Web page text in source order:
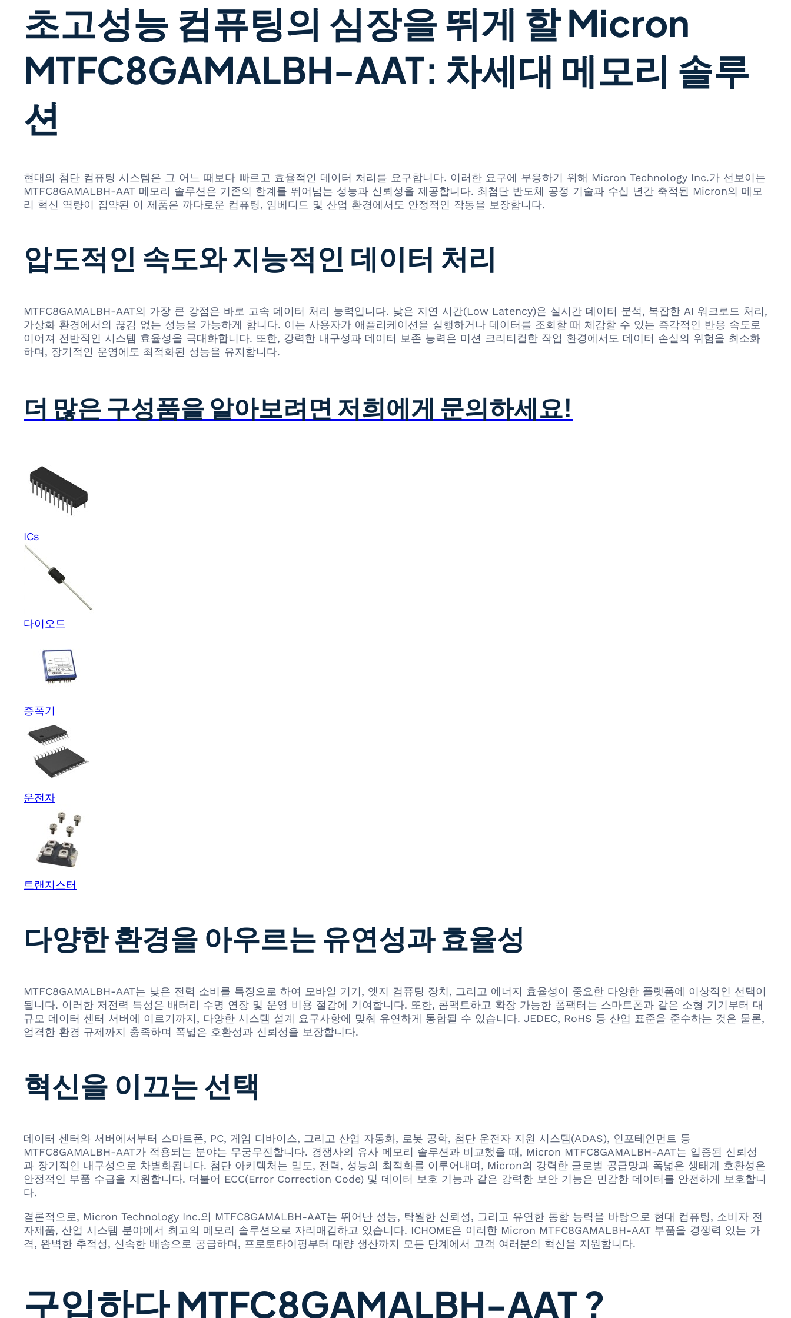
초고성능 컴퓨팅의 심장을 뛰게 할 Micron
MTFC8GAMALBH-AAT: 차세대 메모리 솔루
션
현대의 첨단 컴퓨팅 시스템은 그 어느 때보다 빠르고 효율적인 데이터 처리를 요구합니다. 이러한 요구에 부응하기 위해 Micron Technology Inc.가 선보이는
MTFC8GAMALBH-AAT 메모리 솔루션은 기존의 한계를 뛰어넘는 성능과 신뢰성을 제공합니다. 최첨단 반도체 공정 기술과 수십 년간 축적된 Micron의 메모
리 혁신 역량이 집약된 이 제품은 까다로운 컴퓨팅, 임베디드 및 산업 환경에서도 안정적인 작동을 보장합니다.
압도적인 속도와 지능적인 데이터 처리
MTFC8GAMALBH-AAT의 가장 큰 강점은 바로 고속 데이터 처리 능력입니다. 낮은 지연 시간(Low Latency)은 실시간 데이터 분석, 복잡한 AI 워크로드 처리,
가상화 환경에서의 끊김 없는 성능을 가능하게 합니다. 이는 사용자가 애플리케이션을 실행하거나 데이터를 조회할 때 체감할 수 있는 즉각적인 반응 속도로
이어져 전반적인 시스템 효율성을 극대화합니다. 또한, 강력한 내구성과 데이터 보존 능력은 미션 크리티컬한 작업 환경에서도 데이터 손실의 위험을 최소화
하며, 장기적인 운영에도 최적화된 성능을 유지합니다.
더 많은 구성품을 알아보려면 저희에게 문의하세요!
ICs
다이오드
증폭기
운전자
트랜지스터
다양한 환경을 아우르는 유연성과 효율성
MTFC8GAMALBH-AAT는 낮은 전력 소비를 특징으로 하여 모바일 기기, 엣지 컴퓨팅 장치, 그리고 에너지 효율성이 중요한 다양한 플랫폼에 이상적인 선택이
됩니다. 이러한 저전력 특성은 배터리 수명 연장 및 운영 비용 절감에 기여합니다. 또한, 콤팩트하고 확장 가능한 폼팩터는 스마트폰과 같은 소형 기기부터 대
규모 데이터 센터 서버에 이르기까지, 다양한 시스템 설계 요구사항에 맞춰 유연하게 통합될 수 있습니다. JEDEC, RoHS 등 산업 표준을 준수하는 것은 물론,
엄격한 환경 규제까지 충족하며 폭넓은 호환성과 신뢰성을 보장합니다.
혁신을 이끄는 선택
데이터 센터와 서버에서부터 스마트폰, PC, 게임 디바이스, 그리고 산업 자동화, 로봇 공학, 첨단 운전자 지원 시스템(ADAS), 인포테인먼트 등
MTFC8GAMALBH-AAT가 적용되는 분야는 무궁무진합니다. 경쟁사의 유사 메모리 솔루션과 비교했을 때, Micron MTFC8GAMALBH-AAT는 입증된 신뢰성
과 장기적인 내구성으로 차별화됩니다. 첨단 아키텍처는 밀도, 전력, 성능의 최적화를 이루어내며, Micron의 강력한 글로벌 공급망과 폭넓은 생태계 호환성은
안정적인 부품 수급을 지원합니다. 더불어 ECC(Error Correction Code) 및 데이터 보호 기능과 같은 강력한 보안 기능은 민감한 데이터를 안전하게 보호합니
다.
결론적으로, Micron Technology Inc.의 MTFC8GAMALBH-AAT는 뛰어난 성능, 탁월한 신뢰성, 그리고 유연한 통합 능력을 바탕으로 현대 컴퓨팅, 소비자 전
자제품, 산업 시스템 분야에서 최고의 메모리 솔루션으로 자리매김하고 있습니다. ICHOME은 이러한 Micron MTFC8GAMALBH-AAT 부품을 경쟁력 있는 가
격, 완벽한 추적성, 신속한 배송으로 공급하며, 프로토타이핑부터 대량 생산까지 모든 단계에서 고객 여러분의 혁신을 지원합니다.
구입하다 MTFC8GAMALBH-AAT ?